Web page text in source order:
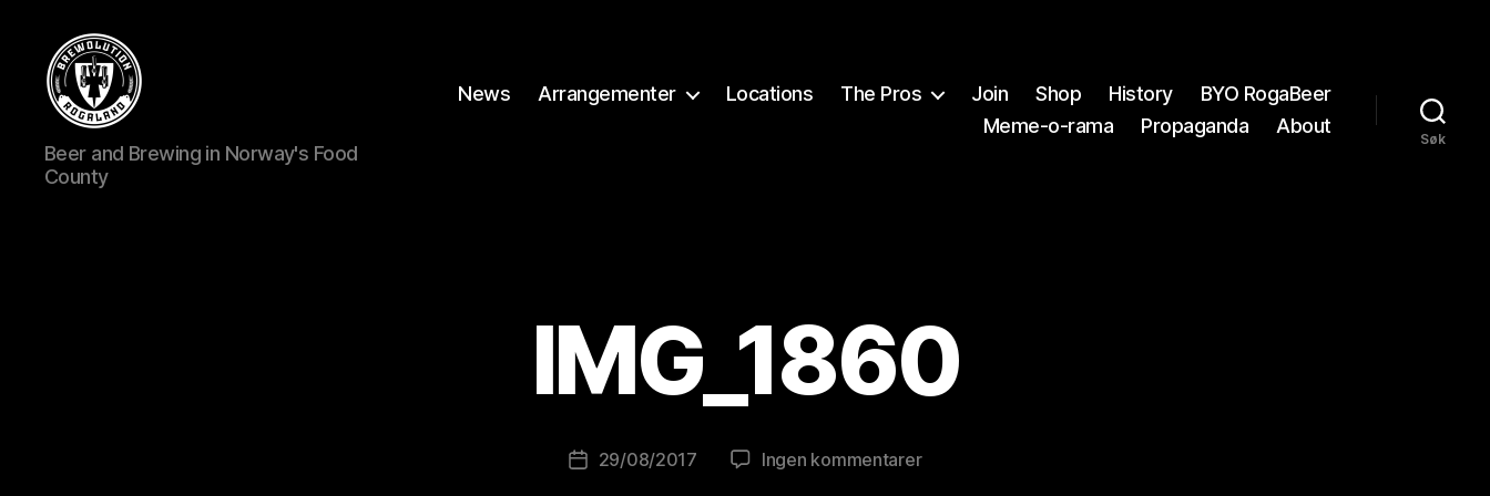
BREWOLUTION
ROGALAND
Beer and Brewing in Norway's Food
County
News Arrangementer Locations The Pros Join Shop History
BYO RogaBeer
Meme-o-rama
Propaganda About
Søk
IMG_1860
Innleggsforfatter
B
r
e
lu
Publiseringsdato
29/08/2017 Ingen kommentarertil